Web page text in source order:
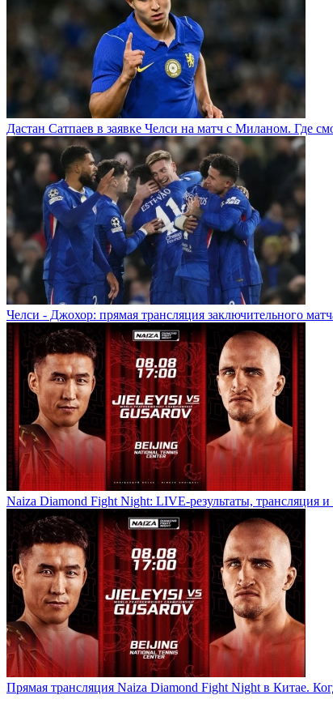
Дастан Сатпаев в заявке Челси на матч с Миланом. Где
Челси - Джохор: прямая трансляция заключительного
Naiza Diamond Fight Night: LIVE-результаты, трансляция и
Прямая трансляция Naiza Diamond Fight Night в Китае.